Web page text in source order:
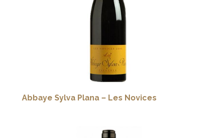
Abbaye Sylva Plana – Les Novices